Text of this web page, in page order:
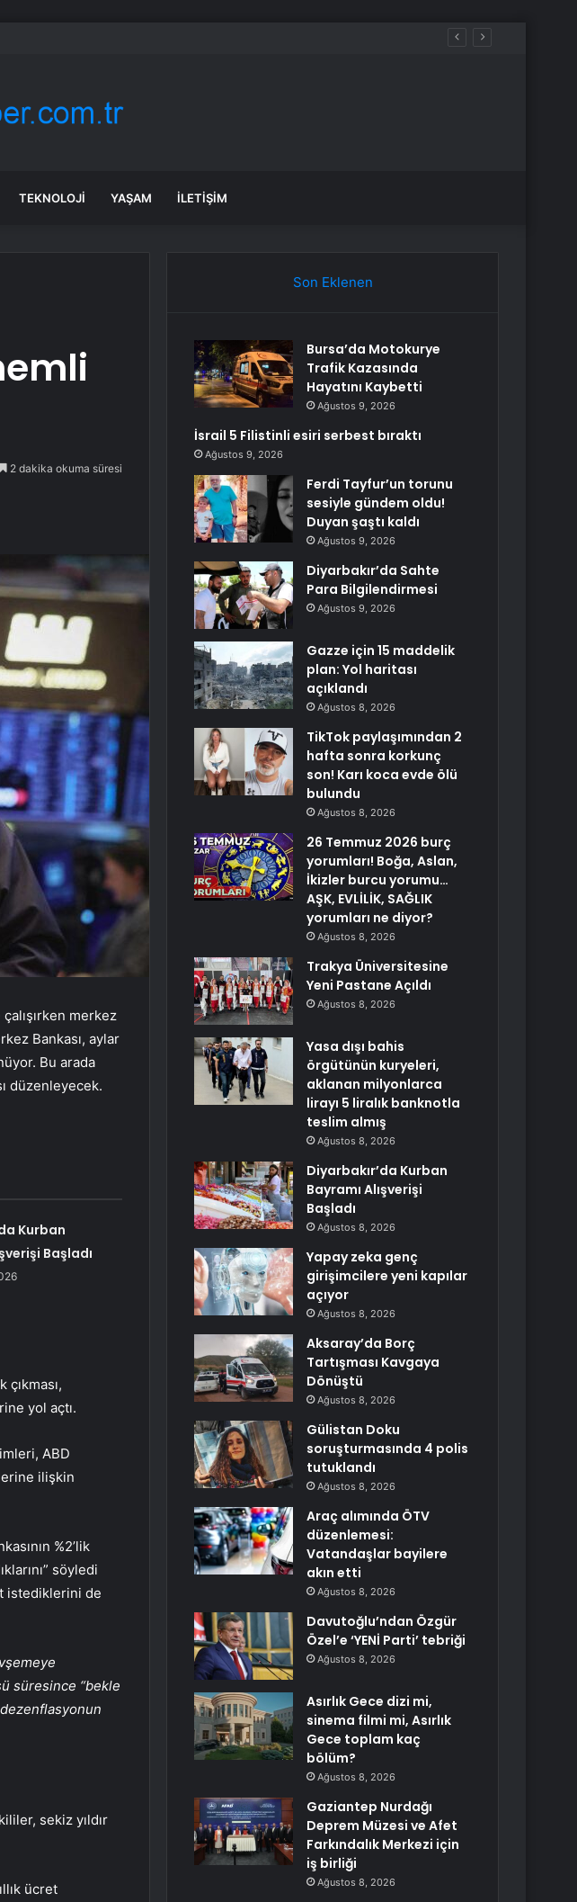
TEKNOLOJI YAŞAM İLETIŞIM
2 dakika okuma süresi
merkez
Bankası, aylar
Bu arada
düzenleyecek.
Kurban
Başladı
yol açtı.
ABD
ilişkin
%2’lik
söyledi
istediklerini de
süresince “bekle
sekiz yıldır
ücret
Son Eklenen
Bursa’da Motokurye
Trafik Kazasında
Hayatını Kaybetti
Ağustos 9, 2026
İsrail 5 Filistinli esiri serbest bıraktı
Ağustos 9, 2026
Ferdi Tayfur’un torunu
sesiyle gündem oldu!
Duyan şaştı kaldı
Ağustos 9, 2026
Diyarbakır’da Sahte
Para Bilgilendirmesi
Ağustos 9, 2026
Gazze için 15 maddelik
plan: Yol haritası
açıklandı
Ağustos 8, 2026
TikTok paylaşımından 2
hafta sonra korkunç
son! Karı koca evde ölü
bulundu
Ağustos 8, 2026
26 Temmuz 2026 burç
yorumları! Boğa, Aslan,
İkizler burcu yorumu…
AŞK, EVLİLİK, SAĞLIK
yorumları ne diyor?
Ağustos 8, 2026
Trakya Üniversitesine
Yeni Pastane Açıldı
Ağustos 8, 2026
Yasa dışı bahis
örgütünün kuryeleri,
aklanan milyonlarca
lirayı 5 liralık banknotla
teslim almış
Ağustos 8, 2026
Diyarbakır’da Kurban
Bayramı Alışverişi
Başladı
Ağustos 8, 2026
Yapay zeka genç
girişimcilere yeni kapılar
açıyor
Ağustos 8, 2026
Aksaray’da Borç
Tartışması Kavgaya
Dönüştü
Ağustos 8, 2026
Gülistan Doku
soruşturmasında 4 polis
tutuklandı
Ağustos 8, 2026
Araç alımında ÖTV
düzenlemesi:
Vatandaşlar bayilere
akın etti
Ağustos 8, 2026
Davutoğlu’ndan Özgür
Özel’e ‘YENİ Parti’ tebriği
Ağustos 8, 2026
Asırlık Gece dizi mi,
sinema filmi mi, Asırlık
Gece toplam kaç
bölüm?
Ağustos 8, 2026
Gaziantep Nurdağı
Deprem Müzesi ve Afet
Farkındalık Merkezi için
iş birliği
Ağustos 8, 2026